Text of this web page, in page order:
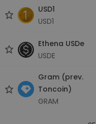
USD1
USD1
Ethena USDe
USDE
Gram (prev.
Toncoin)
GRAM